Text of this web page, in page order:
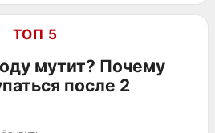
ТОП 5
мутит? Почему
после 2